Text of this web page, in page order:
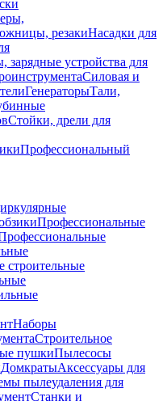
резакиНасадки для
зарядные устройства для
Силовая и
ГенераторыТали,
Стойки, дрели для
Профессиональный
Профессиональные
строительные
Наборы
Строительное
пушкиПылесосы
ДомкратыАксессуары для
пылеудаления для
Станки и